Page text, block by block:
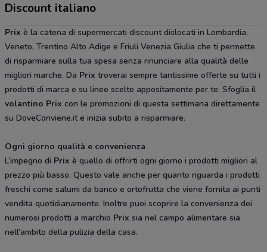
Discount italiano
Prix è la catena di supermercati discount dislocati in Lombardia,
Veneto, Trentino Alto Adige e Friuli Venezia Giulia che ti permette
di risparmiare sulla tua spesa senza rinunciare alla qualità delle
migliori marche. Da Prix troverai sempre tantissime offerte su tutti i
prodotti di marca e su linee scelte appositamente per te. Sfoglia il
volantino Prix con le promozioni di questa settimana direttamente
su DoveConviene.it e inizia subito a risparmiare.
Ogni giorno qualità e convenienza
L’impegno di Prix è quello di offrirti ogni giorno i prodotti migliori al
prezzo più basso. Questo vale anche per quanto riguarda i prodotti
freschi come salumi da banco e ortofrutta che viene fornita ai punti
vendita quotidianamente. Inoltre puoi scoprire la convenienza dei
numerosi prodotti a marchio Prix sia nel campo alimentare sia
nell’ambito della pulizia della casa.